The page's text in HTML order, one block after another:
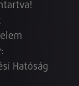
Hatóság